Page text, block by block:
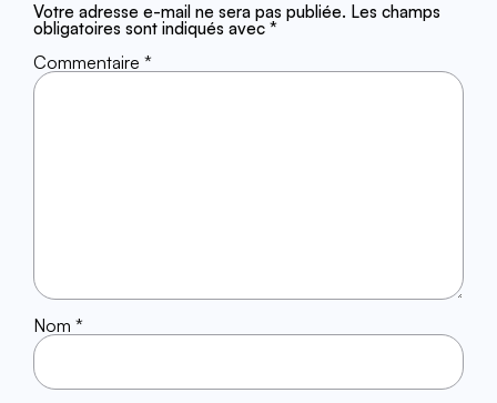
Votre adresse e-mail ne sera pas publiée. Les champs
obligatoires sont indiqués avec *
Commentaire *
Nom *